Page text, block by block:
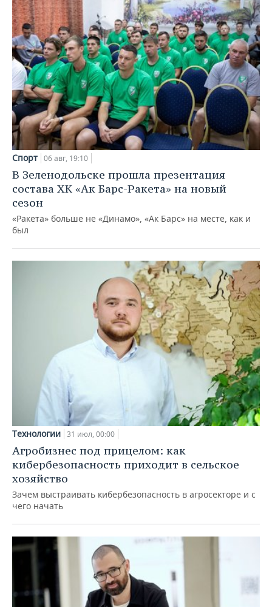
Спорт 06 авг, 19:10
В Зеленодольске прошла презентация
состава ХК «Ак Барс-Ракета» на новый
сезон
«Ракета» больше не «Динамо», «Ак Барс» на месте, как и
был
Технологии 31 июл, 00:00
Агробизнес под прицелом: как
кибербезопасность приходит в сельское
хозяйство
Зачем выстраивать кибербезопасность в агросекторе и с
чего начать